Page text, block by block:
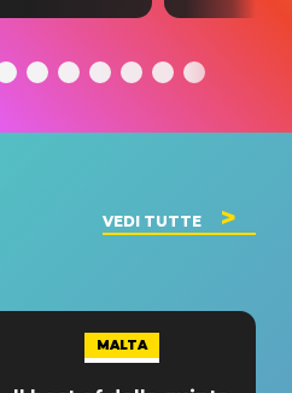
traduzione e
del singolo
testo,
VEDI TUTTE
MALTA